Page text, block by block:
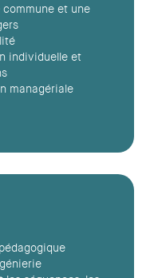
et une
individuelle et
managériale